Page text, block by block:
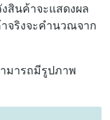
สินค้าจะแสดงผล
จริงจะคำนวณจาก
มารถมีรูปภาพ